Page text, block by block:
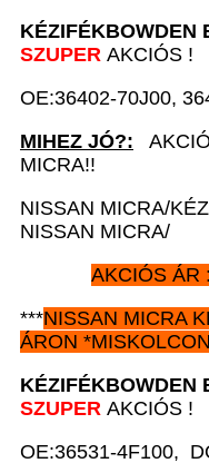
KÉZIFÉKBOWDEN
SZUPER AKCIÓS !
OE:36402-70J00,
MIHEZ JÓ?:
MICRA!!
NISSAN MICRA/
NISSAN MICRA/
AKCIÓS ÁR :
***NISSAN MICRA
ÁRON *
KÉZIFÉKBOWDEN
SZUPER AKCIÓS !
OE:36531-4F100,